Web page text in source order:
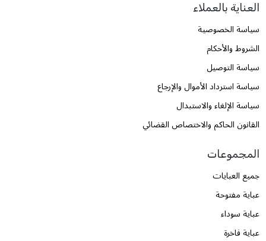
العناية بالعملاء
سياسة الخصوصية
الشروط والأحكام
سياسة التوصيل
سياسة استرداد الأموال والإرجاع
سياسة الإلغاء والاستبدال
القانون الحاكم والاختصاص القضائي
المجموعات
جميع العبايات
عباية مفتوحة
عباية سوداء
عباية فاخرة